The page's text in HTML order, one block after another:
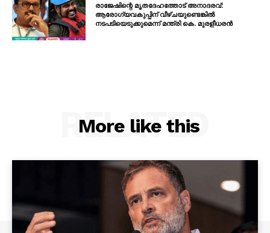
രാജേഷിന്റെ മൃതദേഹത്തോട് അനാദരവ്:
ആരോഗ്യവകുപ്പിന് വീഴ്ചയുണ്ടെങ്കിൽ
നടപടിയെടുക്കുമെന്ന് മന്ത്രി കെ. മുരളീധരൻ
More like this
RELATED